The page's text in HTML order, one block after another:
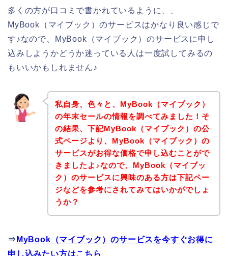
多くの方が口コミで書かれているように、、
MyBook（マイブック）のサービスはかなり良い感じで
す♪なので、MyBook（マイブック）のサービスに申し
込みしようかどうか迷っている人は一度試してみるの
もいいかもしれません♪
私自身、色々と、MyBook（マイブック）
の年末セールの情報を調べてみました！そ
の結果、下記MyBook（マイブック）の公
式ページより、MyBook（マイブック）の
サービスがお得な価格で申し込むことがで
きましたよ♪なので、MyBook（マイブッ
ク）のサービスに興味のある方は下記ペー
ジなどを参考にされてみてはいかがでしょ
うか？
⇒ MyBook（マイブック）のサービスを今すぐお得に
申し込みたい方はこちら